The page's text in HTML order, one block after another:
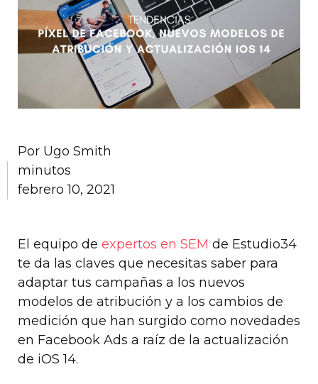
Por Ugo Smith
minutos
febrero 10, 2021
El equipo de expertos en SEM de Estudio34
te da las claves que necesitas saber para
adaptar tus campañas a los nuevos
modelos de atribución y a los cambios de
medición que han surgido como novedades
en Facebook Ads a raíz de la actualización
de iOS 14.